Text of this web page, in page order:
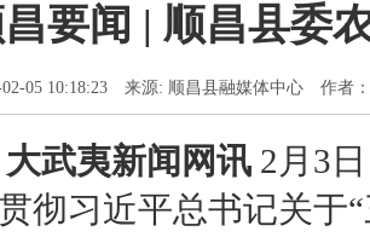
要闻 | 顺昌县委
02-05 10:18:23 来源: 顺昌县融媒体中心 作者
大武夷新闻网讯 2月3
彻习近平总书记关于